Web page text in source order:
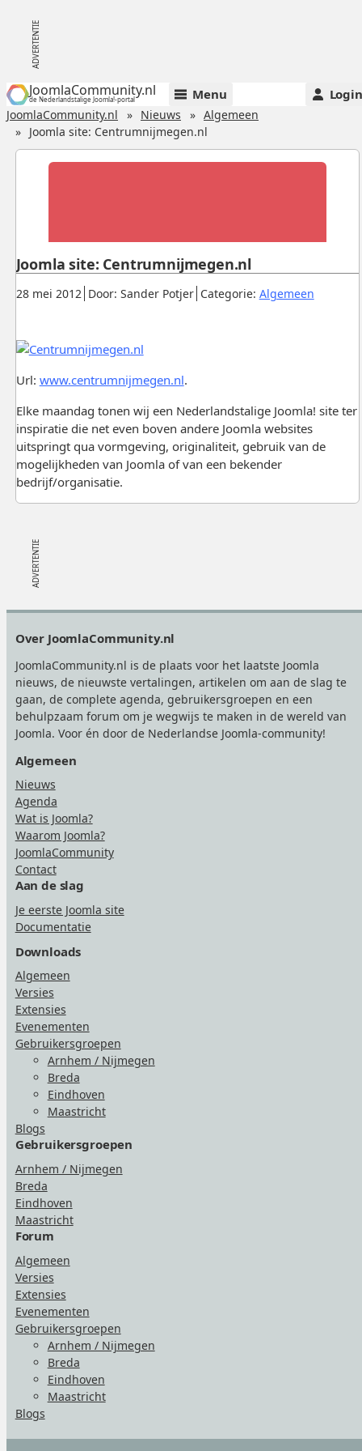
JoomlaCommunity.nl
de Nederlandstalige Joomla!-portal Menu Login
JoomlaCommunity.nl Nieuws
Algemeen
Joomla site: Centrumnijmegen.nl
Gepubliceerd:
28 mei 2012. Door: Sander Potjer. Categorie: Algemeen.
Joomla site: Centrumnijmegen.nl
Url: www.centrumnijmegen.nl.
Elke maandag tonen wij een Nederlandstalige Joomla! site ter
inspiratie die net even boven andere Joomla websites
uitspringt qua vormgeving, originaliteit, gebruik van de
mogelijkheden van Joomla of van een bekender
bedrijf/organisatie.
Over JoomlaCommunity.nl
JoomlaCommunity.nl is de plaats voor het laatste Joomla
nieuws, de nieuwste vertalingen, artikelen om aan de slag te
gaan, de complete agenda, gebruikersgroepen en een
behulpzaam forum om je wegwijs te maken in de wereld van
Joomla. Voor én door de Nederlandse Joomla-community!
Algemeen
Nieuws
Agenda
Wat is Joomla?
Waarom Joomla?
JoomlaCommunity
Contact
Aan de slag
Je eerste Joomla site
Documentatie
Downloads
Algemeen
Versies
Extensies
Evenementen
Gebruikersgroepen
Arnhem / Nijmegen
Breda
Eindhoven
Maastricht
Blogs
Gebruikersgroepen
Arnhem / Nijmegen
Breda
Eindhoven
Maastricht
Forum
Algemeen
Versies
Extensies
Evenementen
Gebruikersgroepen
Arnhem / Nijmegen
Breda
Eindhoven
Maastricht
Blogs